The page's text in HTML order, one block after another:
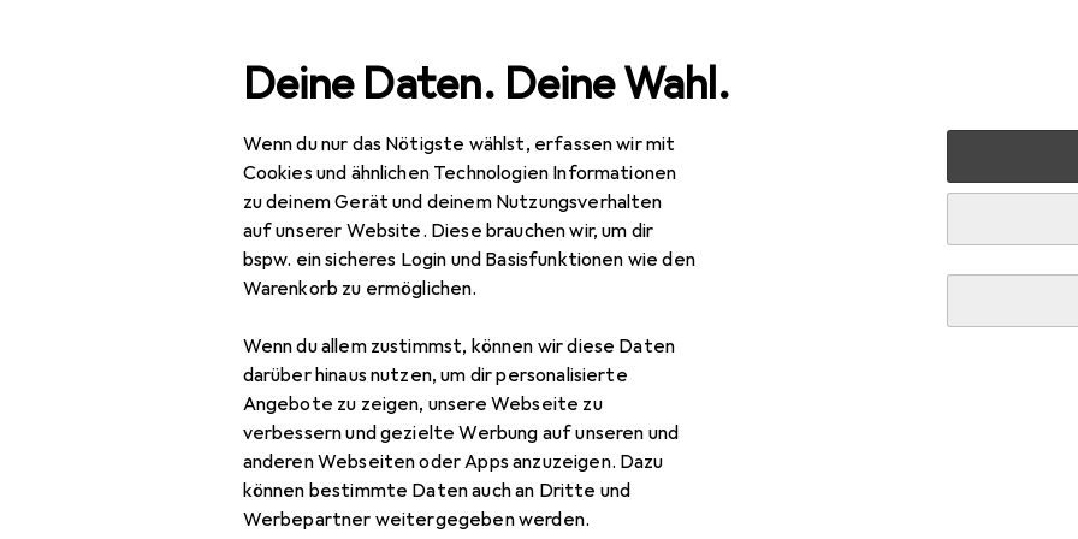
Deine Daten. Deine Wahl.
Wenn du nur das Nötigste wählst, erfassen wir mit
Cookies und ähnlichen Technologien Informationen
zu deinem Gerät und deinem Nutzungsverhalten
auf unserer Website. Diese brauchen wir, um dir
bspw. ein sicheres Login und Basisfunktionen wie den
Warenkorb zu ermöglichen.
Wenn du allem zustimmst, können wir diese Daten
darüber hinaus nutzen, um dir personalisierte
Angebote zu zeigen, unsere Webseite zu
verbessern und gezielte Werbung auf unseren und
anderen Webseiten oder Apps anzuzeigen. Dazu
können bestimmte Daten auch an Dritte und
Werbepartner weitergegeben werden.
Navigation nach Kategorien Gesamtsortiment IT + Multimedia PC Komponenten Crucial